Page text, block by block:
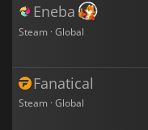
Eneba
Steam · Global
Fanatical
Steam · Global